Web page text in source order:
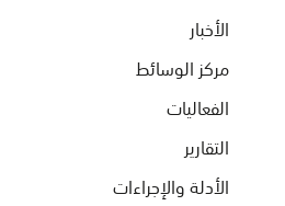
الأخبار
مركز الوسائط
الفعاليات
التقارير
الأدلة والإجراءات